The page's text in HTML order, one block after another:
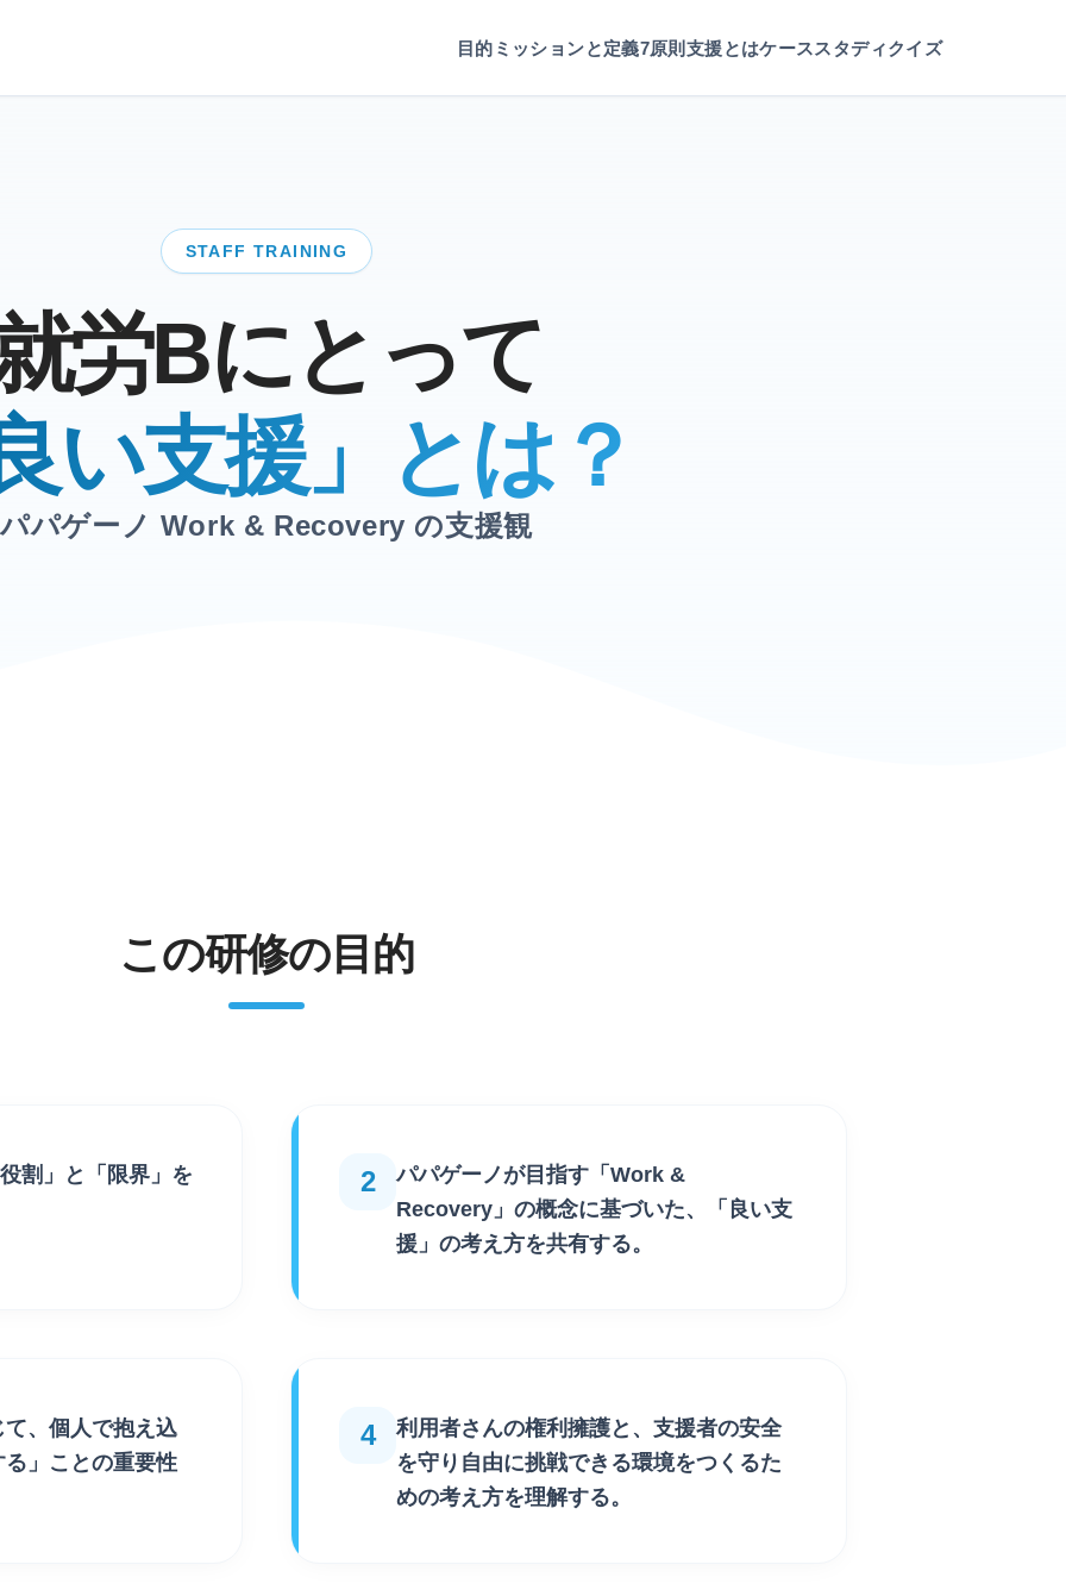
目的 ミッションと定義7原則 支援とはケーススタディクイズ
STAFF TRAINING
労Bにとって
い支援」とは？
パパゲーノ Work & Recovery の支援観
この研修の目的
割」 と 「限界」 を 2 パパゲーノが目指す 「Work &
Recovery」 の概念に基づいた、「良い支
援」の考え方を共有する。
、個人で抱え込
」 ことの重要性
4 利用者さんの権利擁護と、支援者の安全
を守り自由に挑戦できる環境をつくるた
めの考え方を理解する。